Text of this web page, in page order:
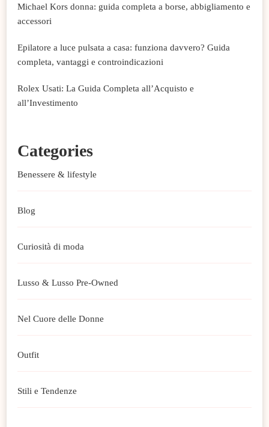
Michael Kors donna: guida completa a borse, abbigliamento e
accessori
Epilatore a luce pulsata a casa: funziona davvero? Guida
completa, vantaggi e controindicazioni
Rolex Usati: La Guida Completa all’Acquisto e
all’Investimento
Categories
Benessere & lifestyle
Blog
Curiosità di moda
Lusso & Lusso Pre-Owned
Nel Cuore delle Donne
Outfit
Stili e Tendenze